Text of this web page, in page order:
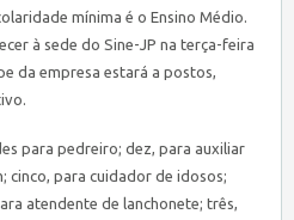
mínima é o Ensino Médio.
à sede do Sine-JP na terça-feira
da empresa estará a postos,
para pedreiro; dez, para auxiliar
cinco, para cuidador de idosos;
atendente de lanchonete; três,